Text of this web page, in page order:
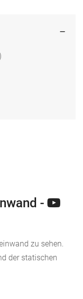
-
zu sehen.
der statischen